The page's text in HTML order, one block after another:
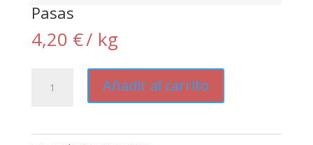
Pasas
4,20 €/ kg
cantidad
Añadir al carrito